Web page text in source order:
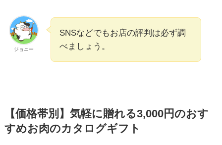
ジョニー
SNSなどでもお店の評判は必ず調
べましょう。
【価格帯別】気軽に贈れる3,000円のおす
すめお肉のカタログギフト